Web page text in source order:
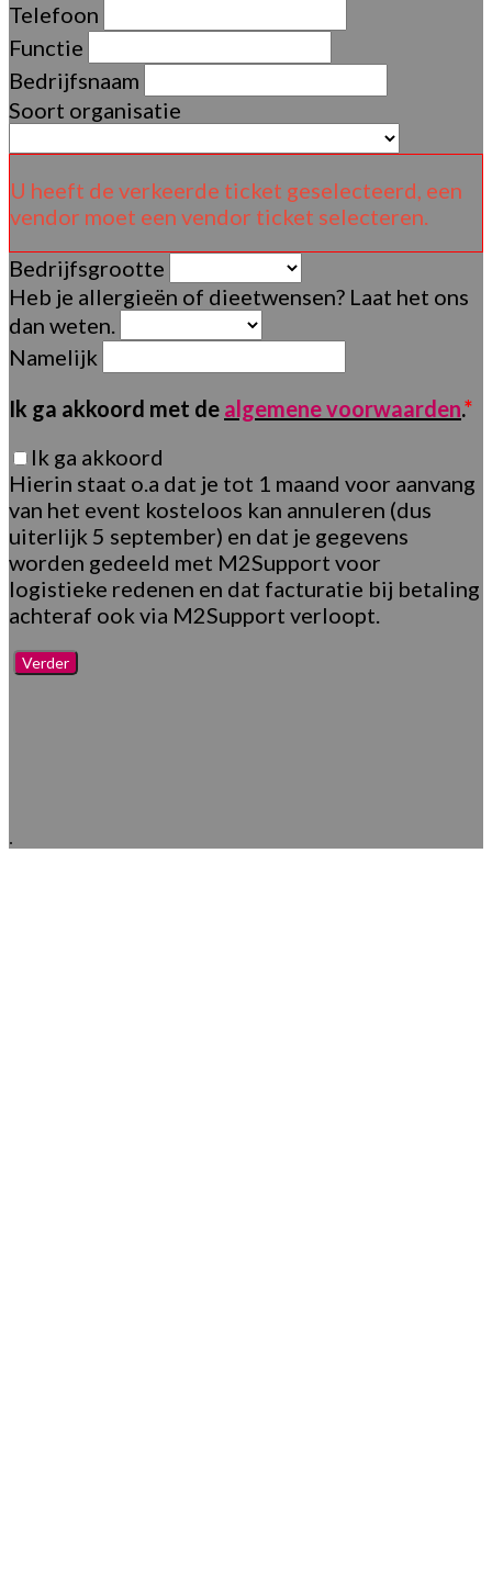
Telefoon
Functie
Bedrijfsnaam
Soort organisatie
U heeft de verkeerde ticket geselecteerd, een
vendor moet een vendor ticket selecteren.
Bedrijfsgrootte
Heb je allergieën of dieetwensen? Laat het ons
dan weten.
Namelijk
Ik ga akkoord met de algemene voorwaarden.*
Ik ga akkoord
Hierin staat o.a dat je tot 1 maand voor aanvang
van het event kosteloos kan annuleren (dus
uiterlijk 5 september) en dat je gegevens
worden gedeeld met M2Support voor
logistieke redenen en dat facturatie bij betaling
achteraf ook via M2Support verloopt.
Verder
.